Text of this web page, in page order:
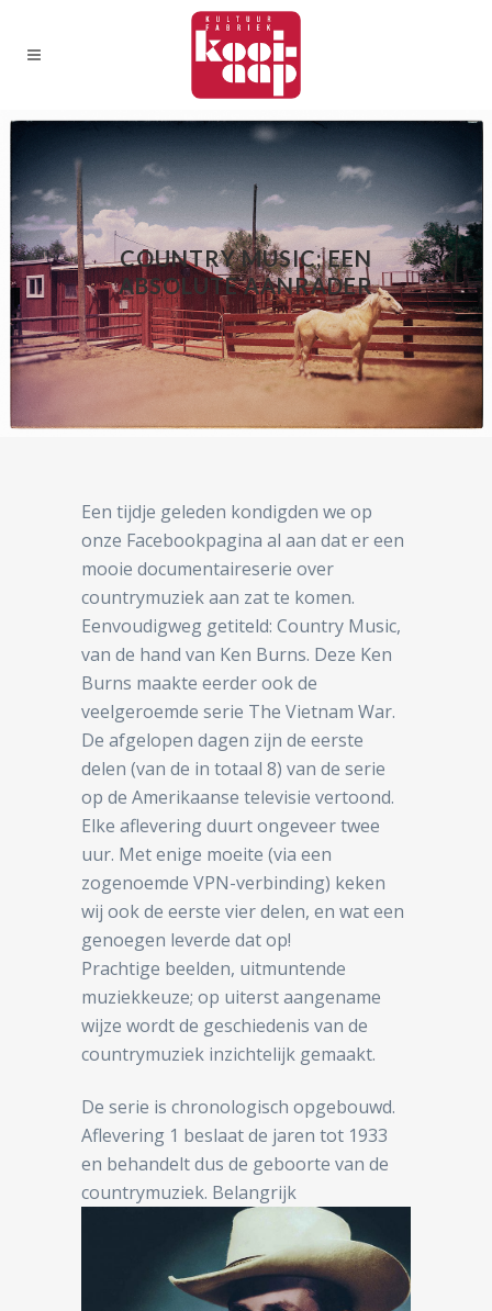
COUNTRY MUSIC; EEN
ABSOLUTE AANRADER
Een tijdje geleden kondigden we op
onze Facebookpagina al aan dat er een
mooie documentaireserie over
countrymuziek aan zat te komen.
Eenvoudigweg getiteld: Country Music,
van de hand van Ken Burns. Deze Ken
Burns maakte eerder ook de
veelgeroemde serie The Vietnam War.
De afgelopen dagen zijn de eerste
delen (van de in totaal 8) van de serie
op de Amerikaanse televisie vertoond.
Elke aflevering duurt ongeveer twee
uur. Met enige moeite (via een
zogenoemde VPN-verbinding) keken
wij ook de eerste vier delen, en wat een
genoegen leverde dat op!
Prachtige beelden, uitmuntende
muziekkeuze; op uiterst aangename
wijze wordt de geschiedenis van de
countrymuziek inzichtelijk gemaakt.
De serie is chronologisch opgebouwd.
Aflevering 1 beslaat de jaren tot 1933
en behandelt dus de geboorte van de
countrymuziek. Belangrijk